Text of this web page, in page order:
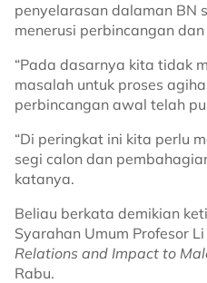
penyelarasan dalaman BN
menerusi perbincangan
“Pada dasarnya kita tidak
masalah untuk proses
perbincangan awal telah
“Di peringkat ini kita perlu
segi calon dan
katanya.
Beliau berkata demikian
Syarahan Umum Profesor Li
Relations and Impact to
Rabu.